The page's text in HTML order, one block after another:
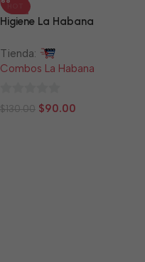
HOT
Higiene La Habana
Tienda:
Combos La Habana
0
$130.00 $90.00